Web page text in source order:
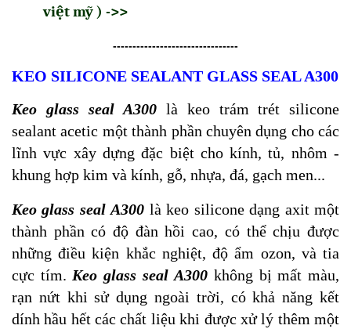
việt mỹ ) ->>
--------------------------------
KEO SILICONE SEALANT GLASS SEAL A300
Keo glass seal A300 là keo trám trét silicone
sealant acetic một thành phần chuyên dụng cho các
lĩnh vực xây dựng đặc biệt cho kính, tủ, nhôm -
khung hợp kim và kính, gỗ, nhựa, đá, gạch men...
Keo glass seal A300 là keo silicone dạng axit một
thành phần có độ đàn hồi cao, có thể chịu được
những điều kiện khắc nghiệt, độ ẩm ozon, và tia
cực tím. Keo glass seal A300không bị mất màu,
rạn nứt khi sử dụng ngoài trời, có khả năng kết
dính hầu hết các chất liệu khi được xử lý thêm một